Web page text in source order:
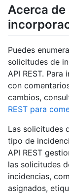
Acerca
Puedes
solicitudes de
API REST.
con
cambios,
REST para
Las solicitudes
tipo de
API REST
las solicitudes
incidencias,
asignados,